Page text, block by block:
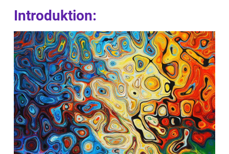
Introduktion: